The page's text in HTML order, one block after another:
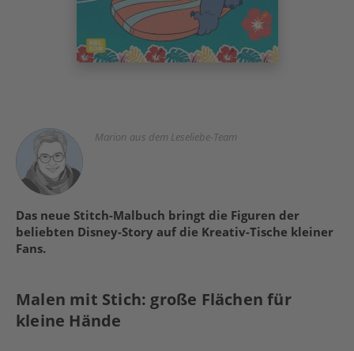
Marion aus dem Leseliebe-Team
Das neue Stitch-Malbuch bringt die Figuren der
beliebten Disney-Story auf die Kreativ-Tische kleiner
Fans.
Malen mit Stich: große Flächen für
kleine Hände